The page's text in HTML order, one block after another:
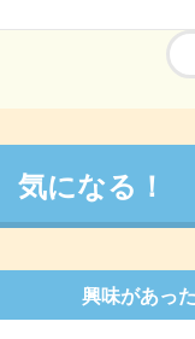
気になる！
興味があっ